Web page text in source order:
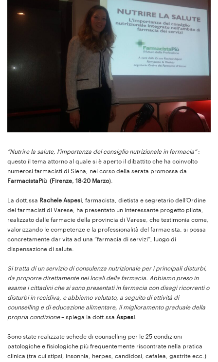
“Nutrire la salute, l’importanza del consiglio nutrizionale in farmacia”:
questo il tema attorno al quale si è aperto il dibattito che ha coinvolto
numerosi farmacisti di Siena, nel corso della serata promossa da
FarmacistaPiù (Firenze, 18-20 Marzo).
La dott.ssa Rachele Aspesi , farmacista, dietista e segretario dell’Ordine
dei farmacisti di Varese, ha presentato un interessante progetto pilota,
realizzato dalle farmacie della provincia di Varese, che testimonia come,
valorizzando le competenze e la professionalità del farmacista, si possa
concretamente dar vita ad una “farmacia di servizi”, luogo di
dispensazione di salute.
Si tratta di un servizio di consulenza nutrizionale per i principali disturbi,
da proporre direttamente nei locali della farmacia. Abbiamo preso in
esame i cittadini che si sono presentati in farmacia con disagi ricorrenti o
disturbi in recidiva, e abbiamo valutato, a seguito di attività di
counselling e di educazione alimentare, il miglioramento graduale della
propria condizione– spiega la dott.ssa Aspesi
Sono state realizzate schede di counselling per le 25 condizioni
patologiche e fisiologiche più frequentemente riscontrate nella pratica
clinica (tra cui stipsi, insonnia, herpes, candidosi, cefalea, gastrite ecc.)